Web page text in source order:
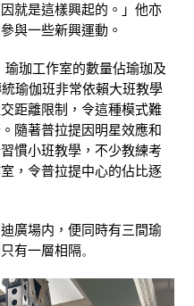
就是這樣興起的。」他亦
與一些新興運動。
瑜珈工作室的數量佔瑜珈及
瑜伽班非常依賴大班教學
距離限制，令這種模式難
隨著普拉提因明星效應和
慣小班教學，不少教練考
，令普拉提中心的佔比逐
廣場内，便同時有三間瑜
有一層相隔。